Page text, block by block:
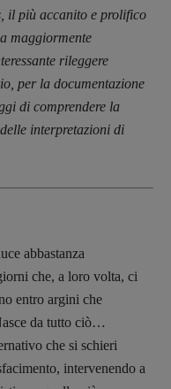
il più accanito e prolifico
maggiormente
rileggere
per la documentazione
di comprendere la
interpretazioni di
abbastanza
che, a loro volta, ci
entro argini che
da tutto ciò…
che si schieri
intervenendo a